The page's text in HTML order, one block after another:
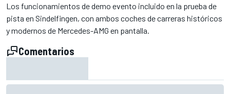
Los funcionamientos de demo evento incluido en la prueba de
pista en Sindelfingen, con ambos coches de carreras históricos
y modernos de Mercedes-AMG en pantalla.
Comentarios